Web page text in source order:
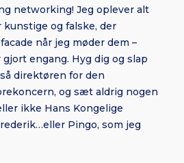
networking! Jeg oplever alt
og falske, der
når jeg møder dem –
engang. Hyg dig og slap
direktøren for den
og sæt aldrig nogen
ikke Hans Kongelige
Pingo, som jeg